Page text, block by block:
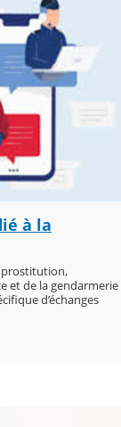
à la
prostitution,
et de la gendarmerie
d’échanges